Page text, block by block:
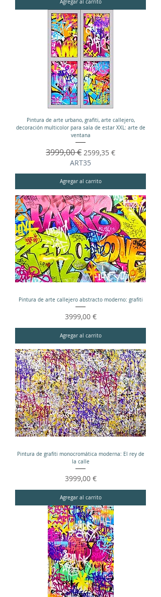
Agregar al carrito
Pintura de arte urbano, grafiti, arte callejero,
decoración multicolor para sala de estar XXL: arte de
ventana
Precio
3999,00 € Precio de oferta
2599,35 €
ART35
Agregar al carrito
Pintura de arte callejero abstracto moderno: grafiti
Precio
3999,00 €
Agregar al carrito
Pintura de grafiti monocromática moderna: El rey de
la calle
Precio
3999,00 €
Agregar al carrito